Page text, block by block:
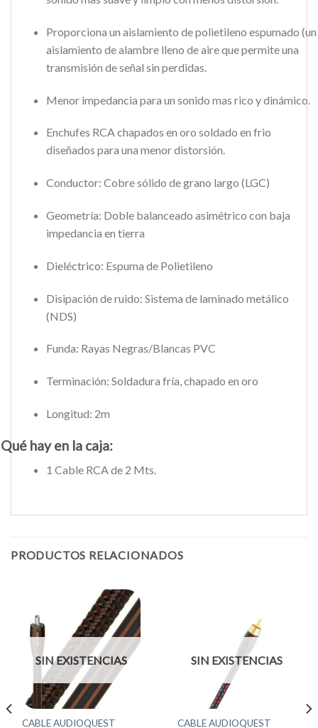
Proporciona un aislamiento de polietileno espumado (un
aislamiento de alambre lleno de aire que permite una
transmisión de señal sin perdidas.
Menor impedancia para un sonido mas rico y dinámico.
Enchufes RCA chapados en oro soldado en frio
diseñados para una menor distorsión.
Conductor: Cobre sólido de grano largo (LGC)
Geometría: Doble balanceado asimétrico con baja
impedancia en tierra
Dieléctrico: Espuma de Polietileno
Disipación de ruido: Sistema de laminado metálico
(NDS)
Funda: Rayas Negras/Blancas PVC
Terminación: Soldadura fría, chapado en oro
Longitud: 2m
Qué hay en la caja:
1 Cable RCA de 2 Mts.
PRODUCTOS RELACIONADOS
SIN EXISTENCIAS
CABLE AUDIOQUEST
SIN EXISTENCIAS
CABLE AUDIOQUEST